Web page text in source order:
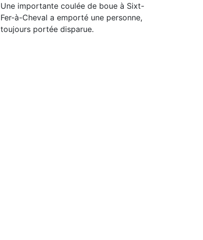
Une importante coulée de boue à Sixt-
Fer-à-Cheval a emporté une personne,
toujours portée disparue.